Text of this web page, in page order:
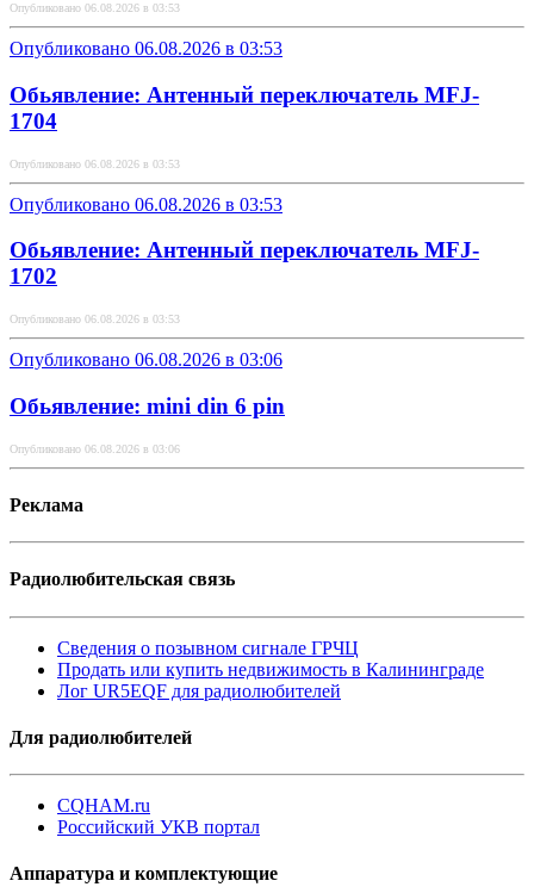
Опубликовано 06.08.2026 в 03:53
Опубликовано 06.08.2026 в 03:53
Обьявление: Антенный переключатель MFJ-
1704
Опубликовано 06.08.2026 в 03:53
Опубликовано 06.08.2026 в 03:53
Обьявление: Антенный переключатель MFJ-
1702
Опубликовано 06.08.2026 в 03:53
Опубликовано 06.08.2026 в 03:06
Обьявление: mini din 6 pin
Опубликовано 06.08.2026 в 03:06
Реклама
Радиолюбительская связь
Сведения о позывном сигнале ГРЧЦ
Продать или купить недвижимость в Калининграде
Лог UR5EQF для радиолюбителей
Для радиолюбителей
CQHAM.ru
Российский УКВ портал
Аппаратура и комплектующие